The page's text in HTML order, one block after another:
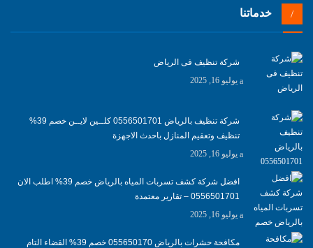
خدماتنا
شركة تنظيف فى الرياض
يوليو 16, 2025
شركة تنظيف بالرياض 0556501701 كلــين لايــن خصم 39%
تنظيف وتعقيم المنازل باحدث الاجهزة
يوليو 16, 2025
افضل شركة كشف تسربات المياه بالرياض خصم 39% اطلب الان
0556501701‬‏ – تقارير معتمدة
يوليو 16, 2025
مكافحة حشرات بالرياض 055650170 خصم 39% القضاء التام